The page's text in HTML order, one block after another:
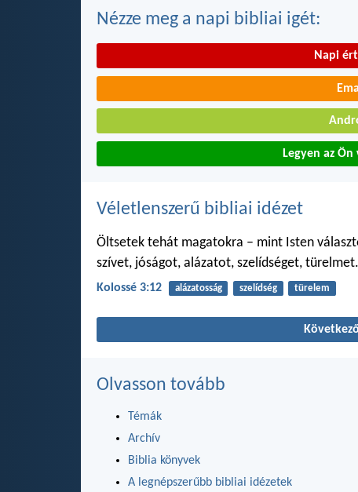
Nézze meg a napi bibliai igét:
Napi
Legyen az
Véletlenszerű bibliai idézet
Öltsetek tehát magatokra – mint Isten
szívet, jóságot, alázatot, szelídséget, türelmet.
Kolossé 3:12 alázatosság szelídség türelem
Olvasson tovább
Témák
Archív
Biblia könyvek
A legnépszerűbb bibliai idézetek